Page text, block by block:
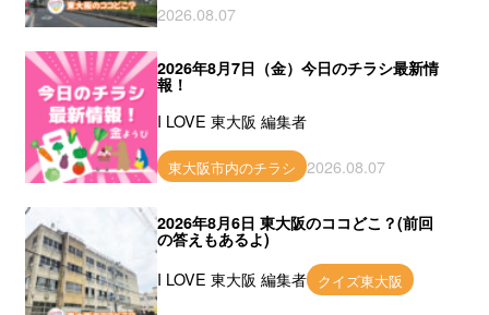
2026.08.07
2026年8月7日（金）今日のチラシ最新情
報！
I LOVE 東大阪 編集者
東大阪市内のチラシ 2026.08.07
2026年8月6日 東大阪のココどこ？(前回
の答えもあるよ)
I LOVE 東大阪 編集者 クイズ東大阪